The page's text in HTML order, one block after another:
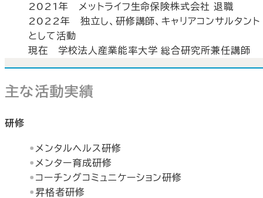
2021年 メットライフ生命保険株式会社 退職
2022年 独立し、研修講師、キャリアコンサルタント
として活動
現在 学校法人産業能率大学 総合研究所兼任講師
主な活動実績
研修
メンタルヘルス研修
メンター育成研修
コーチングコミュニケーション研修
昇格者研修